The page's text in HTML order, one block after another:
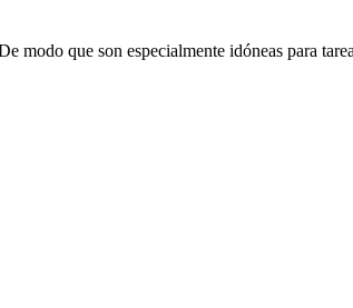
modo que son especialmente idóneas para